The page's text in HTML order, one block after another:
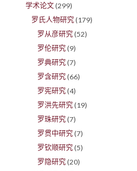
学术论文 (299)
罗氏人物研究 (179)
罗从彦研究 (52)
罗伦研究 (9)
罗典研究 (7)
罗含研究 (66)
罗宪研究 (4)
罗洪先研究 (19)
罗珠研究 (7)
罗贯中研究 (7)
罗钦顺研究 (5)
罗隐研究 (20)